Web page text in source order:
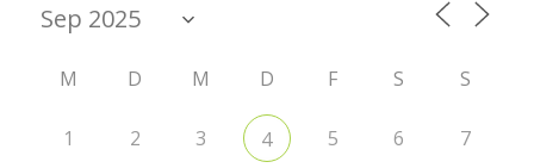
M D M D F S S
1 2 3 4 5 6 7